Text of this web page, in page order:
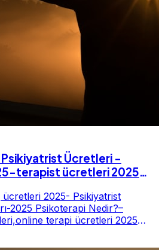
Ücretleri -
terapist ücretleri 2025-
2025- Psikiyatrist
2025 Psikoterapi Nedir?–
terapi ücretleri 2025